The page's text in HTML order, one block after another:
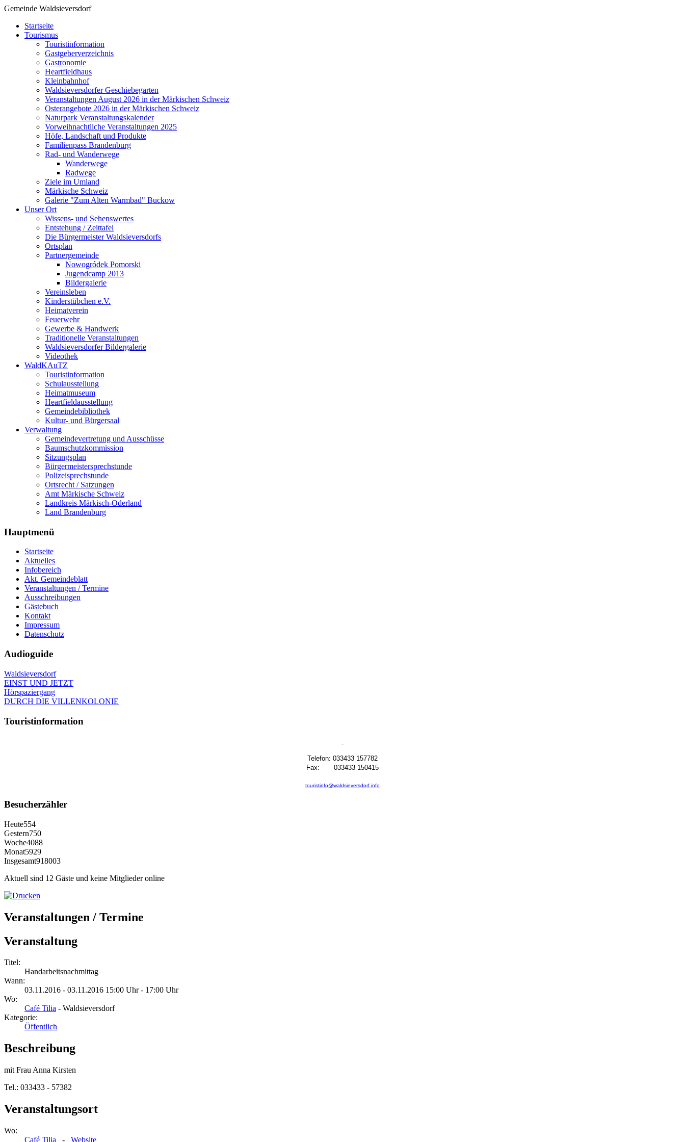
Gemeinde Waldsieversdorf
Startseite
Tourismus
Touristinformation
Gastgeberverzeichnis
Gastronomie
Heartfieldhaus
Kleinbahnhof
Waldsieversdorfer Geschiebegarten
Veranstaltungen August 2026 in der Märkischen Schweiz
Osterangebote 2026 in der Märkischen Schweiz
Naturpark Veranstaltungskalender
Vorweihnachtliche Veranstaltungen 2025
Höfe, Landschaft und Produkte
Familienpass Brandenburg
Rad- und Wanderwege
Wanderwege
Radwege
Ziele im Umland
Märkische Schweiz
Galerie "Zum Alten Warmbad" Buckow
Unser Ort
Wissens- und Sehenswertes
Entstehung / Zeittafel
Die Bürgermeister Waldsieversdorfs
Ortsplan
Partnergemeinde
Nowogródek Pomorski
Jugendcamp 2013
Bildergalerie
Vereinsleben
Kinderstübchen e.V.
Heimatverein
Feuerwehr
Gewerbe & Handwerk
Traditionelle Veranstaltungen
Waldsieversdorfer Bildergalerie
Videothek
WaldKAuTZ
Touristinformation
Schulausstellung
Heimatmuseum
Heartfieldausstellung
Gemeindebibliothek
Kultur- und Bürgersaal
Verwaltung
Gemeindevertretung und Ausschüsse
Baumschutzkommission
Sitzungsplan
Bürgermeistersprechstunde
Polizeisprechstunde
Ortsrecht / Satzungen
Amt Märkische Schweiz
Landkreis Märkisch-Oderland
Land Brandenburg
Hauptmenü
Startseite
Aktuelles
Infobereich
Akt. Gemeindeblatt
Veranstaltungen / Termine
Ausschreibungen
Gästebuch
Kontakt
Impressum
Datenschutz
Audioguide
Waldsieversdorf
EINST UND JETZT
Hörspaziergang
DURCH DIE VILLENKOLONIE
Touristinformation
Telefon: 033433 157782
Fax: 033433 150415
touristinfo@waldsieversdorf.info
Besucherzähler
Heute554
Gestern750
Woche4088
Monat5929
Insgesamt918003
Aktuell sind 12 Gäste und keine Mitglieder online
Veranstaltungen / Termine
Veranstaltung
Titel:
Handarbeitsnachmittag
Wann:
03.11.2016 - 03.11.2016 15:00 Uhr - 17:00 Uhr
Wo:
Café Tilia - Waldsieversdorf
Kategorie:
Öffentlich
Beschreibung
mit Frau Anna Kirsten
Tel.: 033433 - 57382
Veranstaltungsort
Wo:
Café Tilia - Website